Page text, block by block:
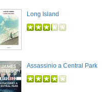
Long Island
Assassinio a Central Park